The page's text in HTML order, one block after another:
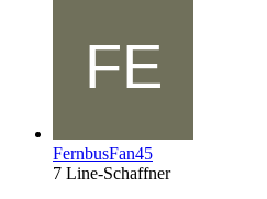
FernbusFan45
7 Line-Schaffner